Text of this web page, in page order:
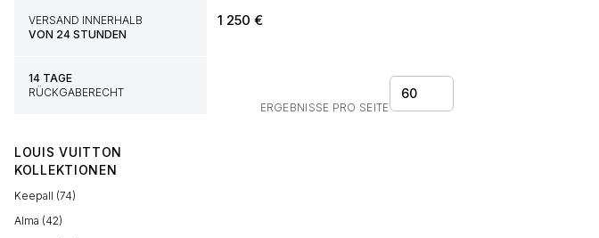
VERSAND INNERHALB
VON 24 STUNDEN
14 TAGE
RÜCKGABERECHT
LOUIS VUITTON
KOLLEKTIONEN
Keepall (74)
Alma (42)
1 250 €
ERGEBNISSE PRO SEITE
60